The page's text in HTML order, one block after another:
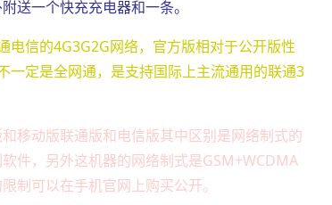
送一个快充充电器和一条。
信的4G3G2G网络，官方版相对于公开版性
一定是全网通，是支持国际上主流通用的联通3
移动版联通版和电信版其中区别是网络制式的
件，另外这机器的网络制式是GSM+WCDMA
制可以在手机官网上购买公开。